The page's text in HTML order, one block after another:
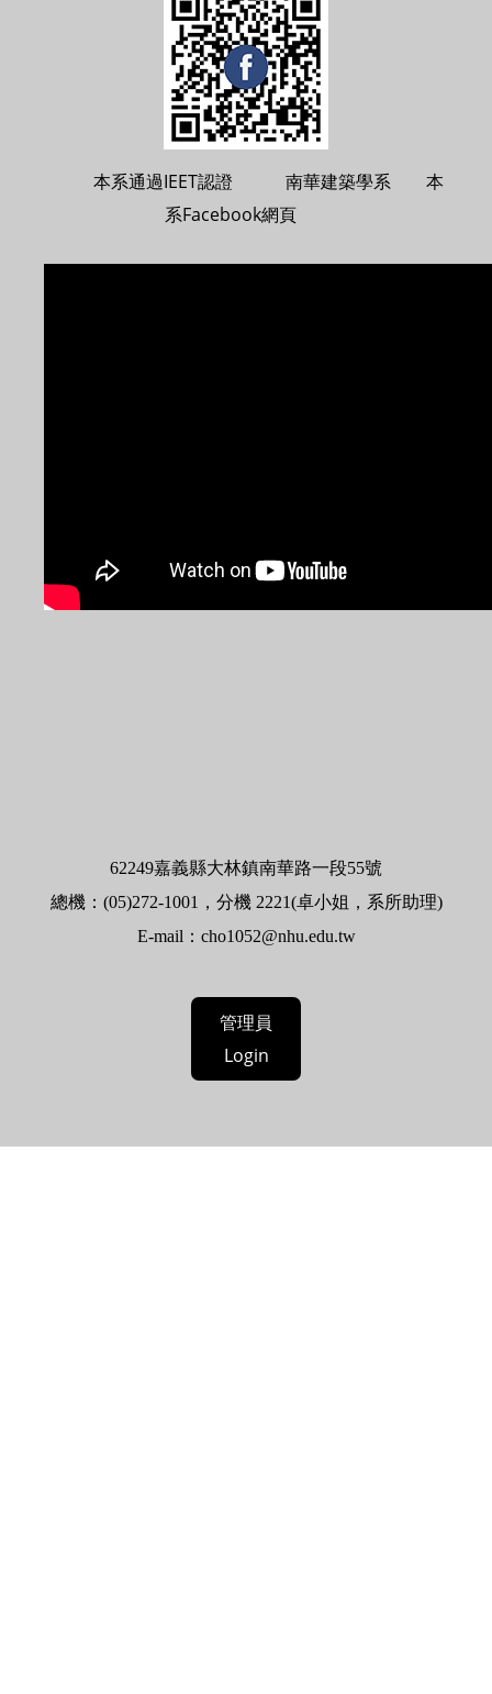
本系通過IEET認證 南華建築學系 本
系Facebook網頁
62249嘉義縣大林鎮南華路一段55號
總機：(05)272-1001，分機 2221(卓小姐，系所助理)
E-mail： cho1052@nhu.edu.tw
管理員
Login